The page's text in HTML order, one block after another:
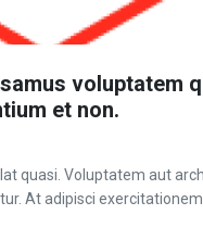
voluptatem
et non.
quasi. Voluptatem aut
At adipisci